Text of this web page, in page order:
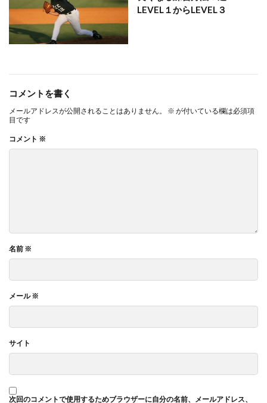
LEVEL１からLEVEL３
コメントを書く
メールアドレスが公開されることはありません。 ※ が付いている欄は必須項
目です
コメント ※
名前 ※
メール※
サイト
次回のコメントで使用するためブラウザーに自分の名前、メールアドレス、